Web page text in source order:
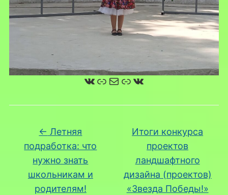
ВКонтакте
Ссылка
Почта
Ссылка
ВКонтакте
← Летняя
подработка: что
нужно знать
школьникам и
родителям!
Итоги конкурса
проектов
ландшафтного
дизайна (проектов)
«Звезда Победы!»